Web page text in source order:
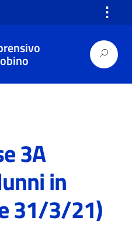
⋮
3A
in
31/3/21)